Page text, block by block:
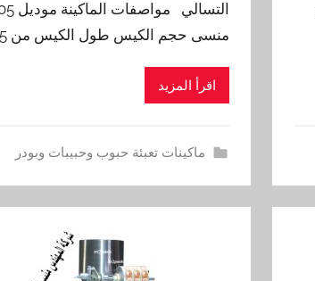
منسى حجم الكيس طول الكيس من 5 سم الي
اقرأ المزيد
ماكينات تعبئة حبوب وحبيبات وبودر